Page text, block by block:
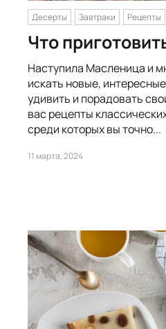
Десерты Завтраки Рецепты
Что
Наступила Масленица и
искать новые,
удивить и порадовать
вас рецепты
среди которых вы точно...
11 марта, 2024